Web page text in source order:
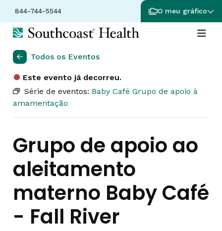
844-744-5544 O meu gráfico
Todos os Eventos
Este evento já decorreu.
Série de eventos: Baby Café Grupo de apoio à
amamentação
Grupo de apoio ao
aleitamento
materno Baby Café
- Fall River